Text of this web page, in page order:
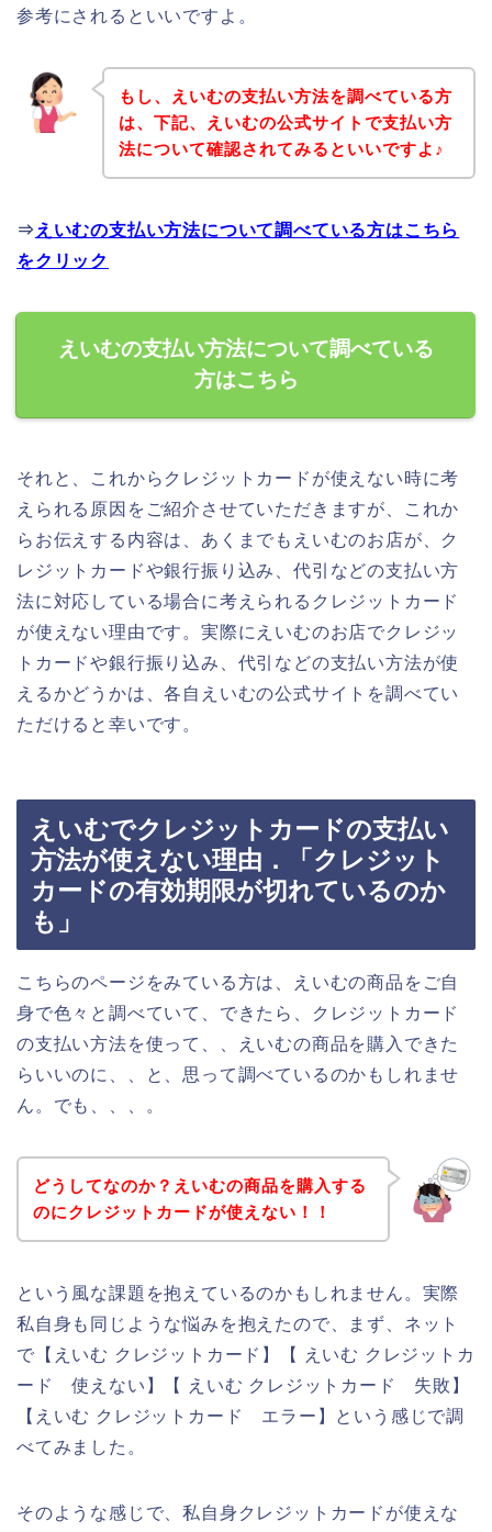
参考にされるといいですよ。
もし、えいむの支払い方法を調べている方
は、下記、えいむの公式サイトで支払い方
法について確認されてみるといいですよ♪
⇒ えいむの支払い方法について調べている方はこちら
をクリック
えいむの支払い方法について調べている
方はこちら
それと、これからクレジットカードが使えない時に考
えられる原因をご紹介させていただきますが、これか
らお伝えする内容は、あくまでもえいむのお店が、ク
レジットカードや銀行振り込み、代引などの支払い方
法に対応している場合に考えられるクレジットカード
が使えない理由です。実際にえいむのお店でクレジッ
トカードや銀行振り込み、代引などの支払い方法が使
えるかどうかは、各自えいむの公式サイトを調べてい
ただけると幸いです。
えいむでクレジットカードの支払い
方法が使えない理由．「クレジット
カードの有効期限が切れているのか
も」
こちらのページをみている方は、えいむの商品をご自
身で色々と調べていて、できたら、クレジットカード
の支払い方法を使って、、えいむの商品を購入できた
らいいのに、、と、思って調べているのかもしれませ
ん。でも、、、。
どうしてなのか？えいむの商品を購入する
のにクレジットカードが使えない！！
という風な課題を抱えているのかもしれません。実際
私自身も同じような悩みを抱えたので、まず、ネット
で【えいむ クレジットカード】【 えいむ クレジットカ
ード 使えない】【 えいむ クレジットカード 失敗】
【えいむ クレジットカード エラー】という感じで調
べてみました。
そのような感じで、私自身クレジットカードが使えな